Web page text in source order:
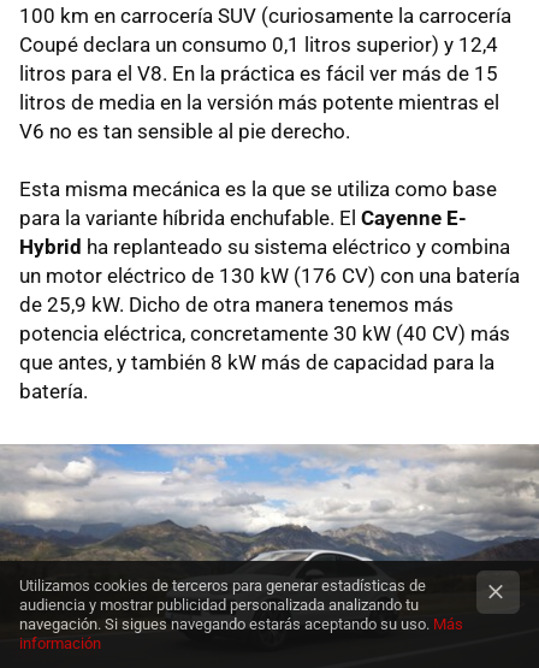
100 km en carrocería SUV (curiosamente la carrocería
Coupé declara un consumo 0,1 litros superior) y 12,4
litros para el V8. En la práctica es fácil ver más de 15
litros de media en la versión más potente mientras el
V6 no es tan sensible al pie derecho.
Esta misma mecánica es la que se utiliza como base
para la variante híbrida enchufable. El Cayenne E-
Hybrid ha replanteado su sistema eléctrico y combina
un motor eléctrico de 130 kW (176 CV) con una batería
de 25,9 kW. Dicho de otra manera tenemos más
potencia eléctrica, concretamente 30 kW (40 CV) más
que antes, y también 8 kW más de capacidad para la
batería.
Utilizamos cookies de terceros para generar estadísticas de
audiencia y mostrar publicidad personalizada analizando tu
navegación. Si sigues navegando estarás aceptando su uso. Más
información